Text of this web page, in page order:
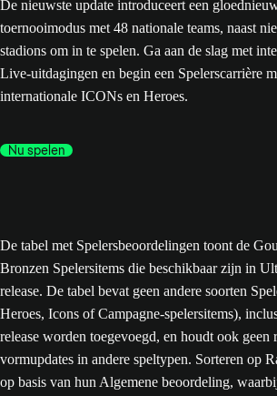
Ervaar The World’s Game als nooit tevoren in
De nieuwste update introduceert een
toernooimodus met 48 nationale teams, naast
stadions om in te spelen. Ga aan de slag met
internationale ICONs en Heroes.
De tabel met Spelersbeoordelingen toont de
Bronzen Spelersitems die beschikbaar zijn in
release. De tabel bevat geen andere soorten
Heroes, Icons of Campagne-spelersitems),
release worden toegevoegd, en houdt ook geen